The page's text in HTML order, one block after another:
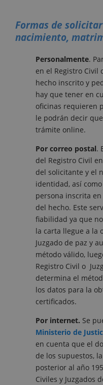
Formas de
nacimiento,
Personalmente.
en el Registro Civil
hecho inscrito y
hay que tener en
oficinas requieren
le podrán decir
trámite online.
Por correo postal.
del Registro Civil
del solicitante y el
identidad, así
persona inscrita
del hecho. Este
fiabilidad ya que
la carta llegue a la
Juzgado de paz y
método válido,
Registro Civil o
determina el
los datos para la
certificados.
Por internet. Se
Ministerio de
en cuenta que el
de los supuestos,
posterior al año
Civiles y Juzgados